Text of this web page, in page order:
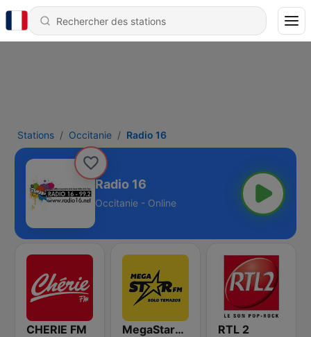
Stations Occitanie Radio 16
Radio 16
Occitanie - Online
CHERIE FM MegaStarFM RTL 2